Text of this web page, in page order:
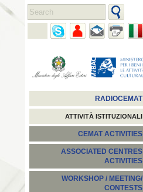
RADIOCEMAT
ATTIVITÀ ISTITUZIONALI
CEMAT ACTIVITIES
ASSOCIATED CENTRES
ACTIVITIES
WORKSHOP / MEETING/
CONTESTS